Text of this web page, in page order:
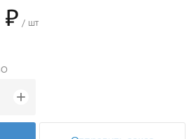
/ шт
+